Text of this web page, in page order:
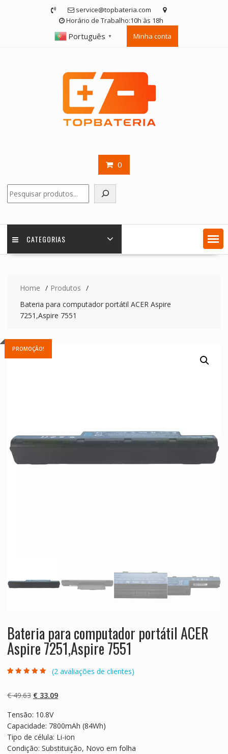
service@topbateria.com
Horário de Trabalho:10h às 18h
Português ▼ Minha conta
0
CATEGORIAS
Home
Produtos
Bateria para computador portátil ACER Aspire
7251,Aspire 7551
PROMOÇÃO!
Bateria para computador portátil ACER
Aspire 7251,Aspire 7551
com base em
classificaçõe
(2 avaliações de clientes)
€49.63 O
original
era:
€ 49.63.
€33.09O
é:
€ 33.09.
Tensão: 10.8V
Capacidade: 7800mAh (84Wh)
Tipo de célula: Li-ion
Condição: Substituição, Novo em folha